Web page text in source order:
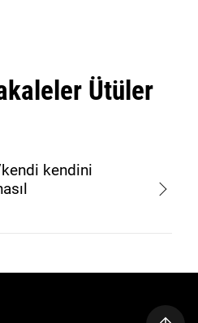
Ütüler
kendini